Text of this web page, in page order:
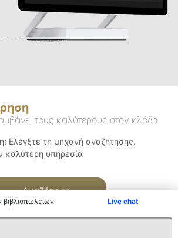
Live chat
τους καλύτερους στον κλάδο
Ελέγξτε τη μηχανή αναζήτησης.
καλύτερη υπηρεσία
Αναζήτηση